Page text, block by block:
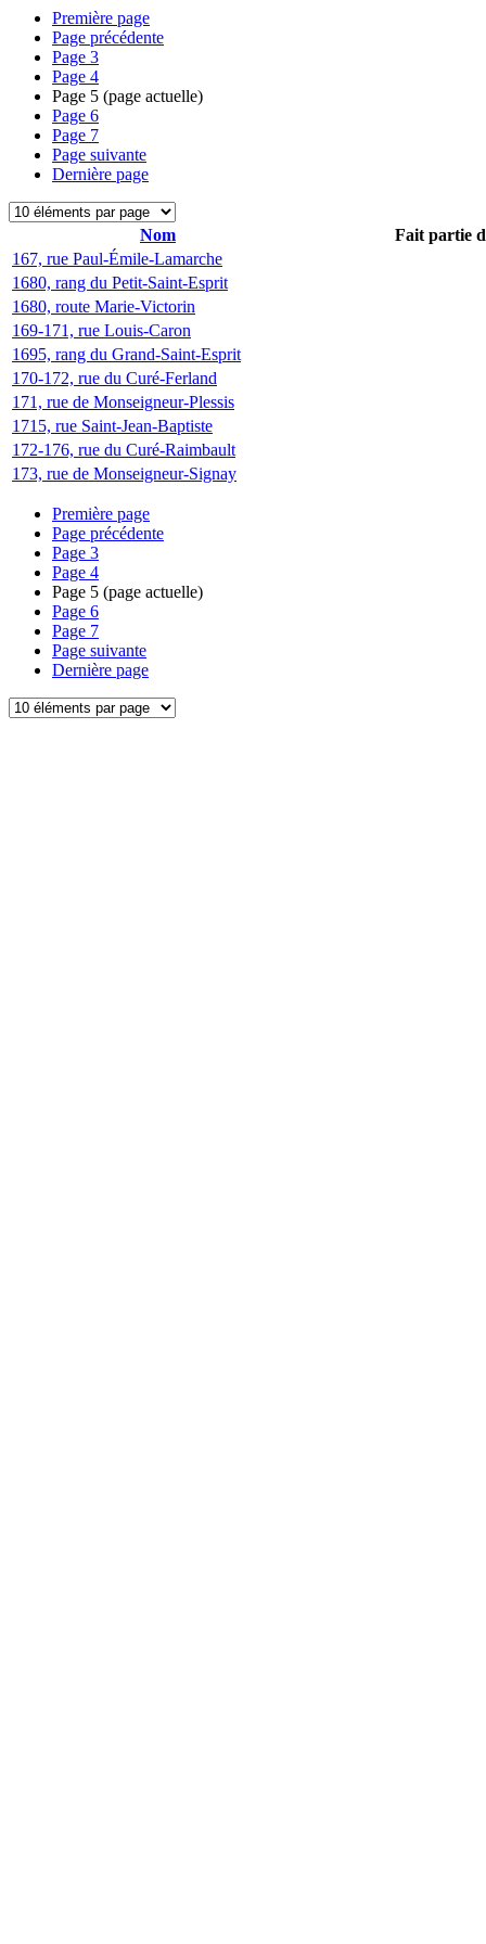
Première page
Page précédente
Page 3
Page 4
Page 5 (page actuelle)
Page 6
Page 7
Page suivante
Dernière page
Nom
Fait partie
167, rue Paul-Émile-Lamarche
1680, rang du Petit-Saint-Esprit
1680, route Marie-Victorin
169-171, rue Louis-Caron
1695, rang du Grand-Saint-Esprit
170-172, rue du Curé-Ferland
171, rue de Monseigneur-Plessis
1715, rue Saint-Jean-Baptiste
172-176, rue du Curé-Raimbault
173, rue de Monseigneur-Signay
Première page
Page précédente
Page 3
Page 4
Page 5 (page actuelle)
Page 6
Page 7
Page suivante
Dernière page